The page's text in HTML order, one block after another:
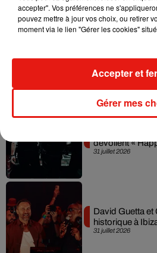
3 août 2026
31 juillet 2026
dévoilent «
31 juillet 2026
David Guetta et
historique à
accepter". Vos préférences ne
pouvez mettre à jour vos choix, ou retirer
moment via le lien "Gérer les cookies"
Gérer mes
Accepter et